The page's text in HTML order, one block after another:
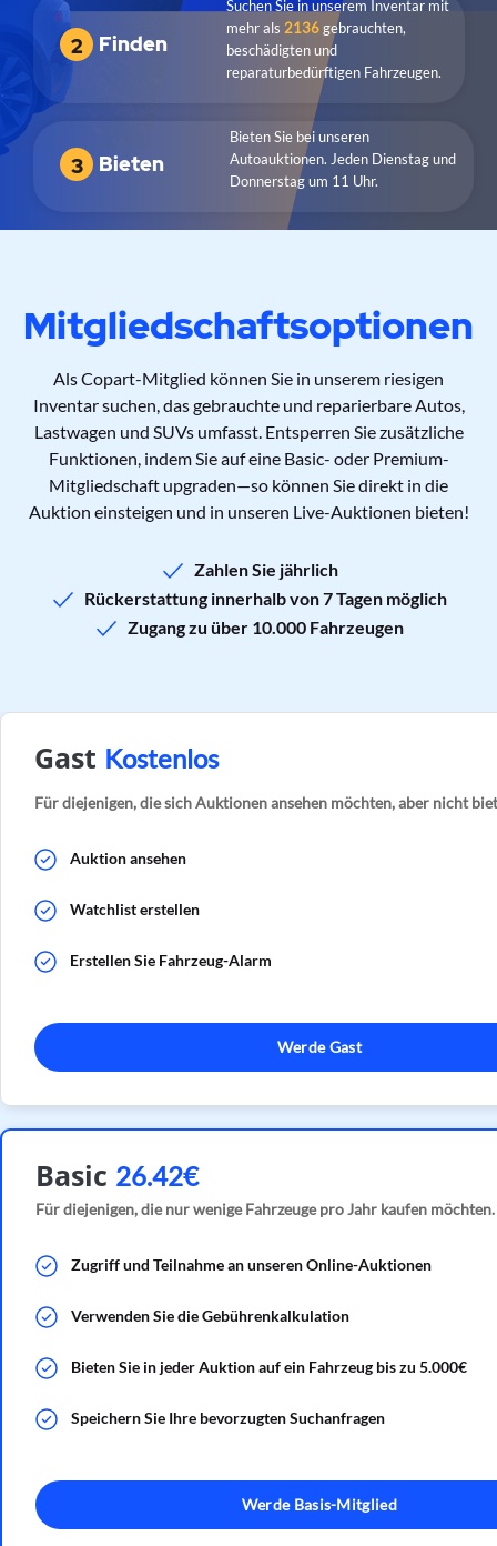
2 Finden
Suchen Sie in unserem Inventar mit
mehr als 2136gebrauchten,
beschädigten und
reparaturbedürftigen Fahrzeugen.
3 Bieten
Bieten Sie bei unseren
Autoauktionen. Jeden Dienstag und
Donnerstag um 11 Uhr.
Mitgliedschaftsoptionen
Als Copart-Mitglied können Sie in unserem riesigen
Inventar suchen, das gebrauchte und reparierbare Autos,
Lastwagen und SUVs umfasst. Entsperren Sie zusätzliche
Funktionen, indem Sie auf eine Basic- oder Premium-
Mitgliedschaft upgraden—so können Sie direkt in die
Auktion einsteigen und in unseren Live-Auktionen bieten!
Zahlen Sie jährlich
Rückerstattung innerhalb von 7 Tagen möglich
Zugang zu über 10.000 Fahrzeugen
Gast Kostenlos
Für diejenigen, die sich Auktionen ansehen möchten, aber nicht
Auktion ansehen
Watchlist erstellen
Erstellen Sie Fahrzeug-Alarm
Werde Gast
Basic 26.42€
Für diejenigen, die nur wenige Fahrzeuge pro Jahr kaufen möchten.
Zugriff und Teilnahme an unseren Online-Auktionen
Verwenden Sie die Gebührenkalkulation
Bieten Sie in jeder Auktion auf ein Fahrzeug bis zu 5.000€
Speichern Sie Ihre bevorzugten Suchanfragen
Werde Basis-Mitglied